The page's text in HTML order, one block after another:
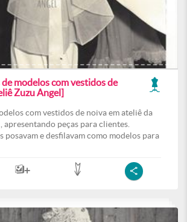
modelos com vestidos de
Zuzu Angel]
com vestidos de noiva em ateliê da
apresentando peças para clientes.
posavam e desfilavam como modelos para